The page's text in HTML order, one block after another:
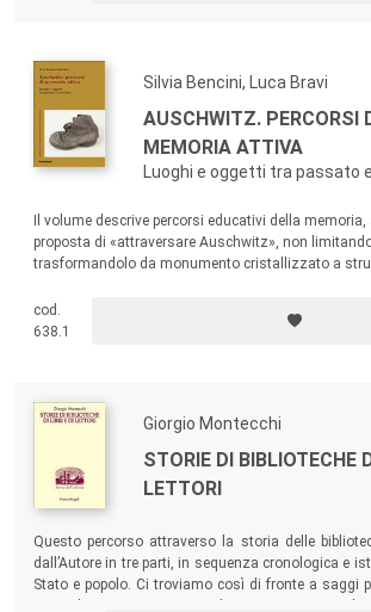
Silvia Bencini, Luca Bravi
AUSCHWITZ. PERCORSI
MEMORIA ATTIVA
Luoghi e oggetti tra passato
Il volume descrive percorsi educativi della memoria,
proposta di «attraversare Auschwitz», non
trasformandolo da monumento cristallizzato a
e oggetti come ponte tra passato e presente - può
qualsiasi altro luogo di memoria.
cod.
638.1
Giorgio Montecchi
STORIE DI BIBLIOTECHE
LETTORI
Questo percorso attraverso la storia delle
dall’Autore in tre parti, in sequenza cronologica e
Stato e popolo. Ci troviamo così di fronte a saggi